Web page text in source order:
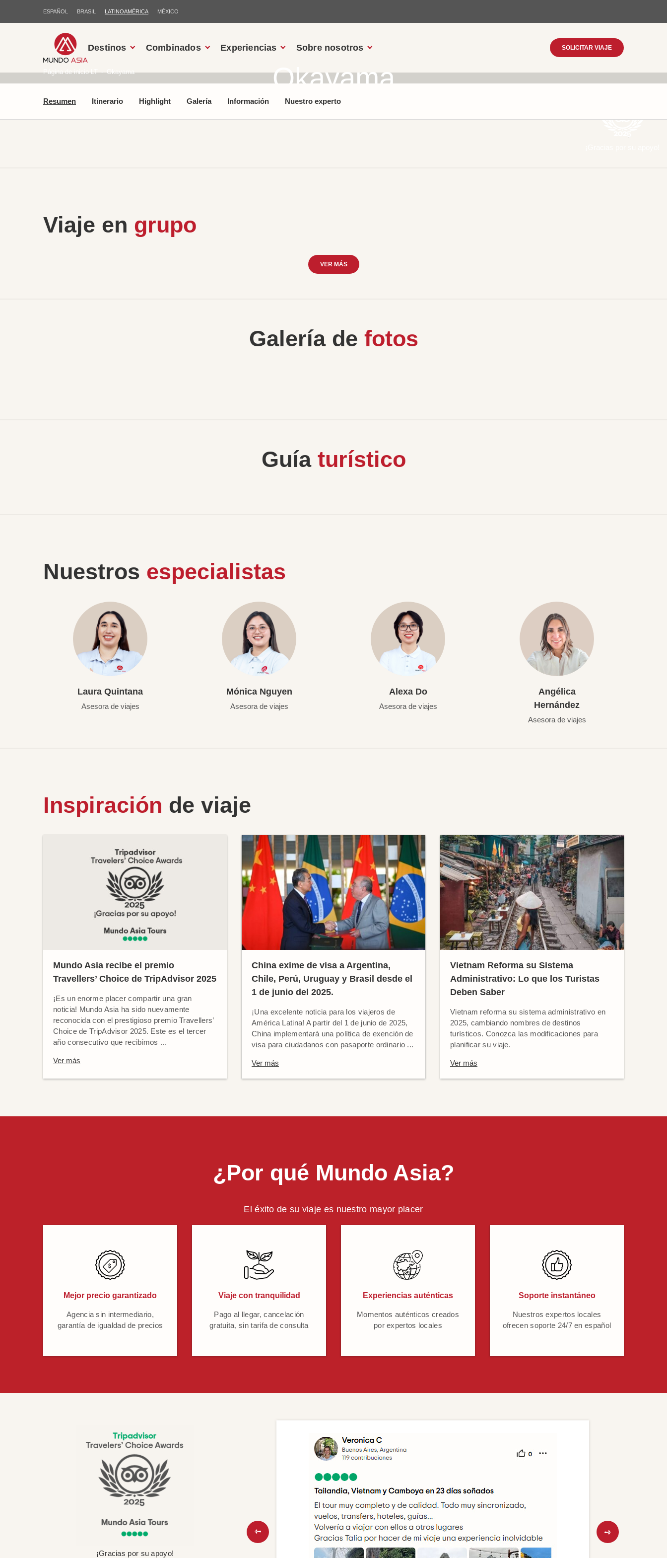
ESPAÑOL BRASIL LATINOAMÉRICA MÉXICO
Destinos Combinados Experiencias Sobre nosotros SOLICITAR VIAJE
Okayama
Página de inicio LT Okayama
Resumen Itinerario Highlight Galería Información Nuestro experto
Viaje en grupo
VER MÁS
Galería de fotos
Guía turístico
Nuestros especialistas
Laura Quintana
Asesora de viajes
Mónica Nguyen
Asesora de viajes
Alexa Do
Asesora de viajes
Angélica
Hernández
Asesora de viajes
Inspiración de viaje
Mundo Asia recibe el premio
Travellers’ Choice de TripAdvisor 2025
¡Es un enorme placer compartir una gran
noticia! Mundo Asia ha sido nuevamente
reconocida con el prestigioso premio Travellers’
Choice de TripAdvisor 2025. Este es el tercer
año consecutivo que recibimos ...
Ver más
China exime de visa a Argentina,
Chile, Perú, Uruguay y Brasil desde el
1 de junio del 2025.
¡Una excelente noticia para los viajeros de
América Latina! A partir del 1 de junio de 2025,
China implementará una política de exención de
visa para ciudadanos con pasaporte ordinario ...
Ver más
Vietnam Reforma su Sistema
Administrativo: Lo que los Turistas
Deben Saber
Vietnam reforma su sistema administrativo en
2025, cambiando nombres de destinos
turísticos. Conozca las modificaciones para
planificar su viaje.
Ver más
¿Por qué Mundo Asia?
El éxito de su viaje es nuestro mayor placer
Mejor precio garantizado
Agencia sin intermediario,
garantía de igualdad de precios
Viaje con tranquilidad
Pago al llegar, cancelación
gratuita, sin tarifa de consulta
Experiencias auténticas
Momentos auténticos creados
por expertos locales
Soporte instantáneo
Nuestros expertos locales
ofrecen soporte 24/7 en español
¡Gracias por su apoyo!